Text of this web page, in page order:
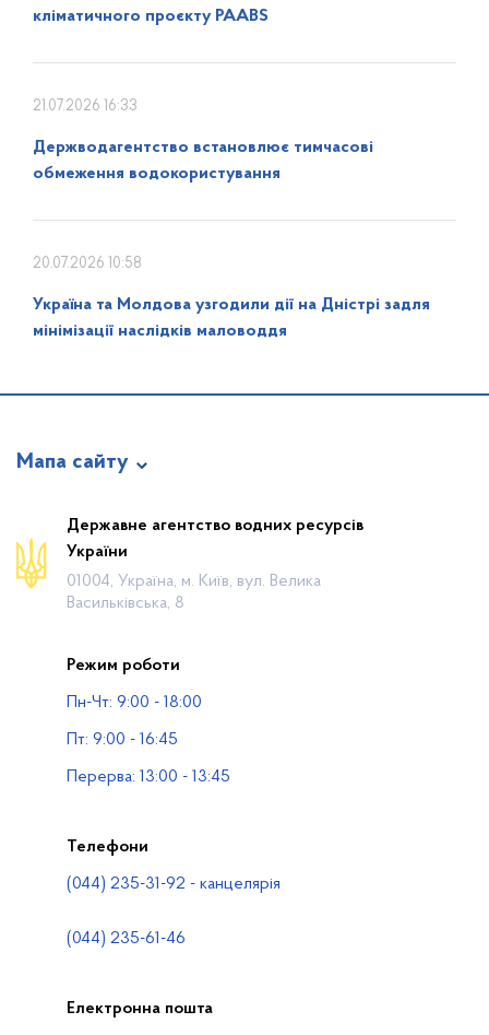
кліматичного проєкту PAABS
21.07.2026 16:33
Держводагентство встановлює тимчасові
обмеження водокористування
20.07.2026 10:58
Україна та Молдова узгодили дії на Дністрі задля
мінімізації наслідків маловоддя
Мапа сайту
Про відомство
Діяльність
Громадянам
Публічна інформація
Водогосподарські організації
Державне агентство водних ресурсів
України
01004, Україна, м. Київ, вул. Велика
Васильківська, 8
Режим роботи
Пн-Чт: 9:00 - 18:00
Пт: 9:00 - 16:45
Перерва: 13:00 - 13:45
Телефони
(044) 235-31-92 - канцелярія
(044) 235-61-46
Електронна пошта